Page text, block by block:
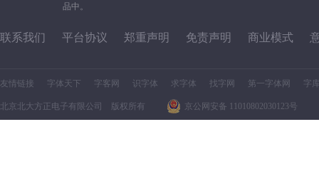
品中。
联系我们 平台协议 郑重声明 免责声明 商业模式
友情链接 字体天下 字客网 识字体 求字体 找字网 第一字体网 字
北京北大方正电子有限公司 版权所有 京公网安备 11010802030123号